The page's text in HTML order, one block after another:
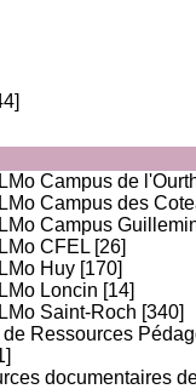
Campus de
Campus des
Campus
CFEL [26]
Huy [170]
Loncin [14]
Saint-Roch [340]
Ressources
documentaires